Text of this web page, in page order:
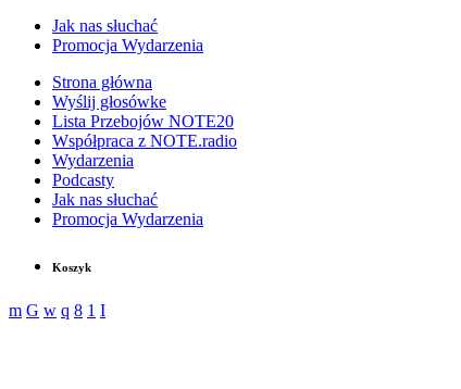
Jak nas słuchać
Promocja Wydarzenia
Strona główna
Wyślij głosówke
Lista Przebojów NOTE20
Współpraca z NOTE.radio
Wydarzenia
Podcasty
Jak nas słuchać
Promocja Wydarzenia
Koszyk